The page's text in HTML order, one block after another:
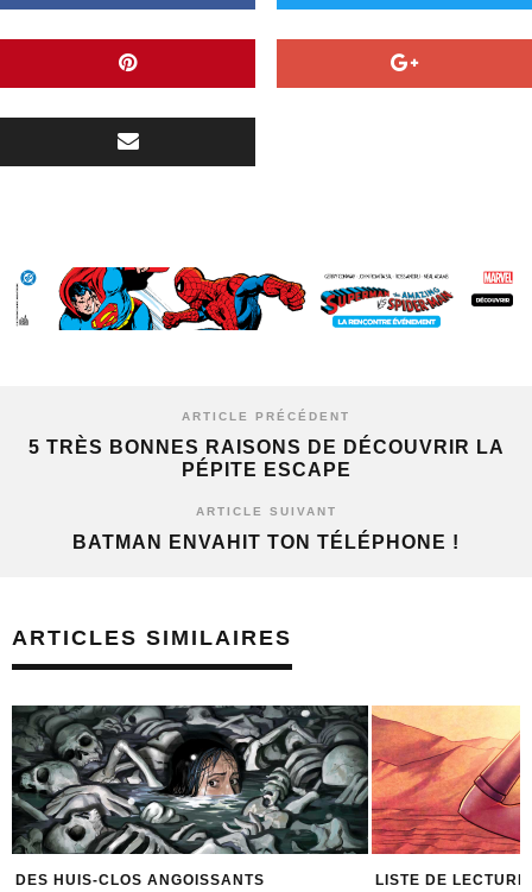
ARTICLE PRÉCÉDENT
5 TRÈS BONNES RAISONS DE DÉCOUVRIR LA
PÉPITE ESCAPE
ARTICLE SUIVANT
BATMAN ENVAHIT TON TÉLÉPHONE !
ARTICLES SIMILAIRES
DES HUIS-CLOS ANGOISSANTS
LISTE DE